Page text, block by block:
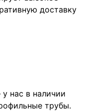
доставку
нас в наличии
трубы.